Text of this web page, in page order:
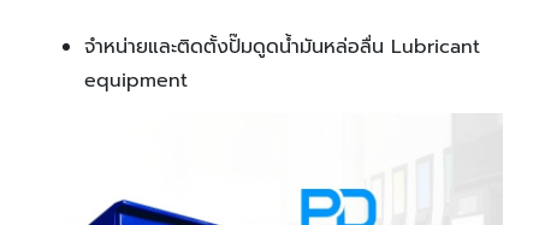
จำหน่ายและติดตั้งปั๊มดูดน้ำมันหล่อลื่น Lubricant
equipment